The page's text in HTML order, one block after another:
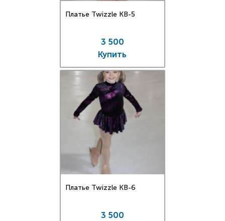
Платье Twizzle КВ-5
3 500
Купить
Платье Twizzle КВ-6
3 500